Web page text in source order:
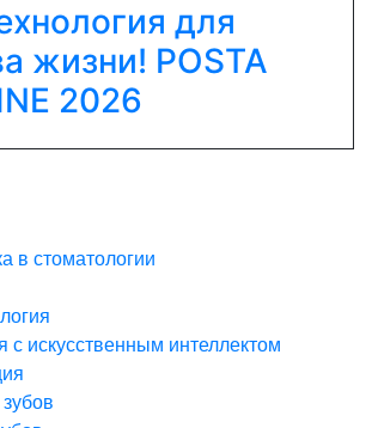
для
жизни! POSTA
2026
в стоматологии
с искусственным интеллектом